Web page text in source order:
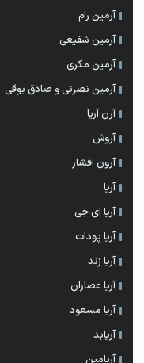
آرمین رام
آرمین شفیعی
آرمین مکری
آرمین نصرتی و صادق بوقی
آرن آریا
آروش
آرون افشار
آریا
آریا ای جی
آریا پودات
آریا زند
آریا عصاران
آریا مسعود
آریابد
آریامین